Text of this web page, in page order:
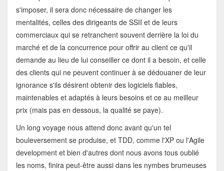
s'imposer, il sera donc nécessaire de changer les
mentalités, celles des dirigeants de SSII et de leurs
commerciaux qui se retranchent souvent derrière la loi du
marché et de la concurrence pour offrir au client ce qu'il
demande au lieu de lui conseiller ce dont il a besoin, et celle
des clients qui ne peuvent continuer à se dédouaner de leur
ignorance s'ils désirent obtenir des logiciels fiables,
maintenables et adaptés à leurs besoins et ce au meilleur
prix (mais pas en dessous, la qualité se paye).
Un long voyage nous attend donc avant qu'un tel
bouleversement se produise, et TDD, comme l'XP ou l'Agile
development et bien d'autres dont nous avons tous oublié
les noms, finira peut-être aussi dans les nymbes brumeuses